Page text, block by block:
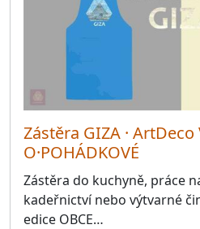
Zástěra GIZA · ArtDeco
O·POHÁDKOVÉ
Zástěra do kuchyně, práce
kadeřnictví nebo výtvarné
edice OBCE…